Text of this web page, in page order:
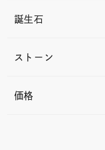
誕生石
ストーン
価格